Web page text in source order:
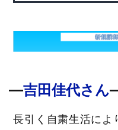
―吉田佳代さん
長引く自粛生活によ